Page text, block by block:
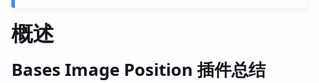
概述
Bases Image Position 插件总结